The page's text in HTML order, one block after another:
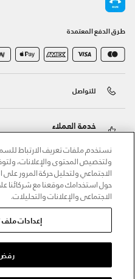
طرق الدفع المعتمدة
للتواصل
خدمة العملاء
حول أندر آرمر
أندر آرمر على الشبكات الاجتماعية
نستخدم ملفات تعريف الارتباط
ولتخصيص المحتوى والإعلانات،
الاجتماعي ولتحليل حركة المرور
حول استخدامك موقعنا مع
الاجتماعي والإعلانات والتحليلات.
إعدادات ملف